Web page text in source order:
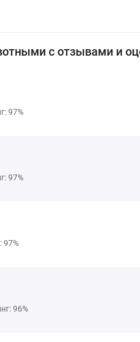
с отзывами и
97%
97%
97%
96%